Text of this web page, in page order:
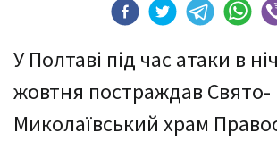
У Полтаві під час атаки в
жовтня постраждав Свято-
Миколаївський храм